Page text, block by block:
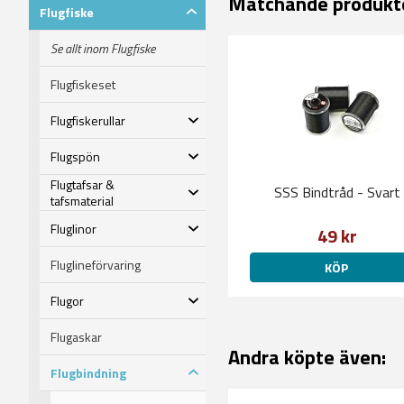
Flugfiske
Se allt inom Flugfiske
Flugfiskeset
Flugfiskerullar
Flugspön
Flugtafsar &
tafsmaterial
Fluglinor
Fluglineförvaring
Flugor
Flugaskar
Flugbindning
SSS Bindtråd - Svart
49 kr
KÖP
Andra köpte även: